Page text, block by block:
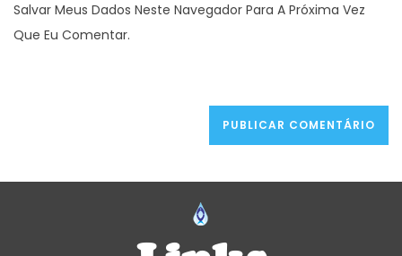
Salvar Meus Dados Neste Navegador Para A Próxima Vez
Que Eu Comentar.